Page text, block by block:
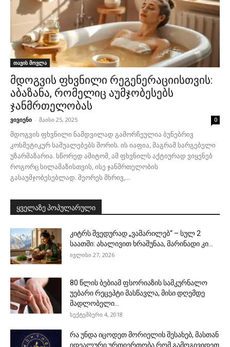
თავის მოვლა
მდოგვის ფხვნილი რეგენერაციისთვის:
აბაზანა, რომელიც აუმჯობესებს
ჯანმრთელობას
ვივიენი - მაისი 25, 2025 0
მდოგვის ფხვნილი ნამდვილად გამორჩეულია ბუნებრივ
კოსმეტიკურ საშუალებებს შორის. ის იაფია, მაგრამ სარგებელი
უზარმაზარია. სწორედ ამიტომ, ამ ფხვნილს აქტიურად ვიყენებ
როგორც სილამაზისთვის, ისე ჯანმრთელობის
გასაუმჯობესებლად. მეორეს მხრივ,...
ყველაზე პოპულარული
კიტრს შვედურად „ვამარილებ“ – სულ 2
საათში: ახალივით ხრაშუნაა, მარინადი კი...
ივლისი 27, 2026
80 წლის ბებიამ ფსორიაზის სამკურნალო
უებარი რეცეპტი მასწავლა, მისი დღემდე
მადლობელი...
სექტემბერი 4, 2018
რა უნდა იცოდეთ მორიელის შესახებ, მასთან
იდეალური ურთიერთობა რომ გამოგივიდეთ